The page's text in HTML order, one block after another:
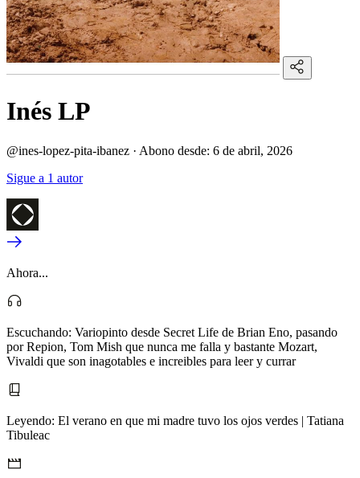
Inés LP
@ines-lopez-pita-ibanez · Abono desde: 6 de abril, 2026
Sigue a 1 autor
Ahora...
Escuchando: Variopinto desde Secret Life de Brian Eno, pasando
por Repion, Tom Mish que nunca me falla y bastante Mozart,
Vivaldi que son inagotables e increibles para leer y currar
Leyendo: El verano en que mi madre tuvo los ojos verdes | Tatiana
Tibuleac